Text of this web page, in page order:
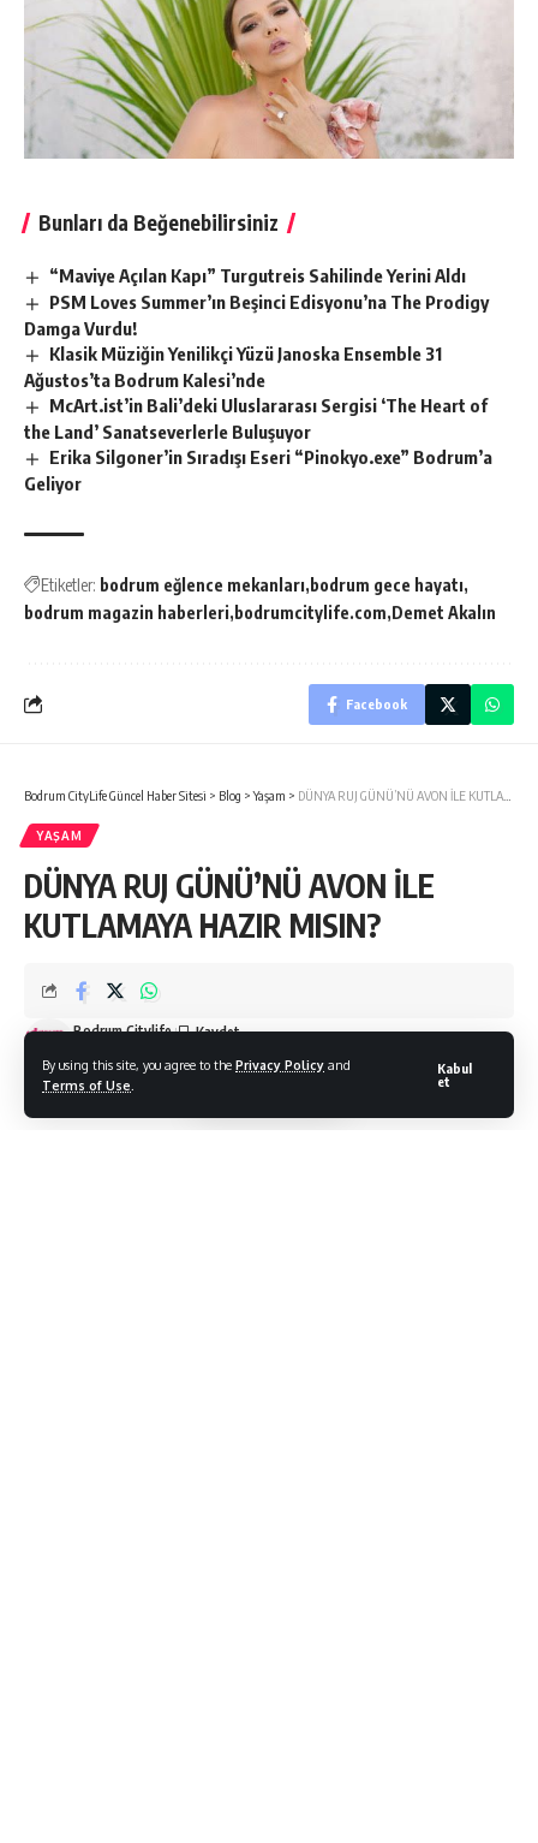
By using this site, you agree to the Privacy Policy and
Terms of Use
Kabul
et
Bunları da Beğenebilirsiniz
“Maviye Açılan Kapı” Turgutreis Sahilinde Yerini Aldı
PSM Loves Summer’ın Beşinci Edisyonu’na The Prodigy
Damga Vurdu!
Klasik Müziğin Yenilikçi Yüzü Janoska Ensemble 31
Ağustos’ta Bodrum Kalesi’nde
McArt.ist’in Bali’deki Uluslararası Sergisi ‘The Heart of
the Land’ Sanatseverlerle Buluşuyor
Erika Silgoner’in Sıradışı Eseri “Pinokyo.exe” Bodrum’a
Geliyor
Etiketler: bodrum eğlence mekanları bodrum gece hayatı
bodrum magazin haberleri bodrumcitylife.com Demet Akalın
Facebook
Bodrum CityLife Güncel Haber Sitesi > Blog >Yaşam > DÜNYA RUJ GÜNÜ’NÜ AVON İLE KUTLAMAYA HAZIR MISIN?
YAŞAM
DÜNYA RUJ GÜNÜ’NÜ AVON İLE
KUTLAMAYA HAZIR MISIN?
Bodrum Citylife